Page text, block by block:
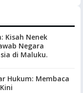
Kisah Nenek
Negara
di Maluku.
Hukum: Membaca